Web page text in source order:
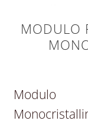
MODULO
Modulo